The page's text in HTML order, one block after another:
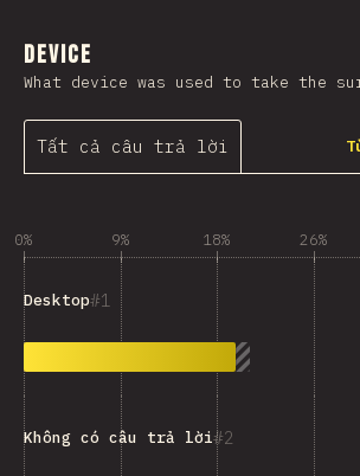
Device
What device was used to take the
Tất cả câu trả lời
0% 9% 18% 26%
1
Desktop
2
Không có câu trả lời